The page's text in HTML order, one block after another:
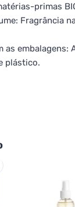
primas
Fragrância
as embalagens:
plástico.